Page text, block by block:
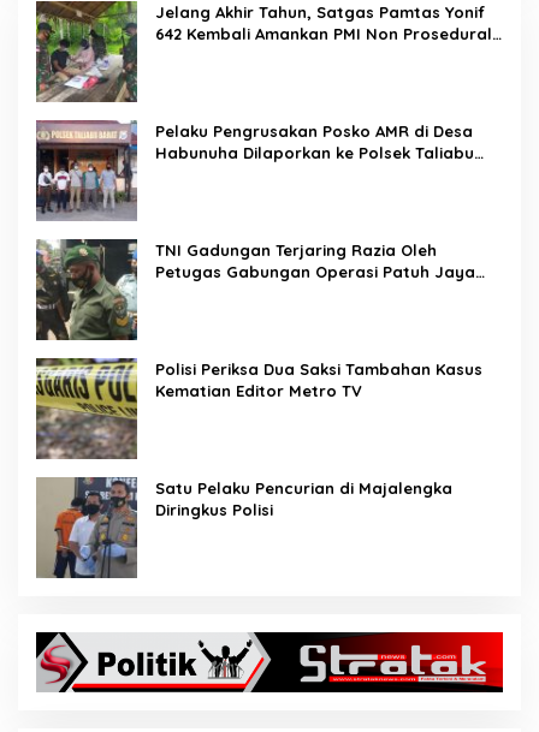
Jelang Akhir Tahun, Satgas Pamtas Yonif
642 Kembali Amankan PMI Non Prosedural
Pelaku Pengrusakan Posko AMR di Desa
Habunuha Dilaporkan ke Polsek Taliabu
TNI Gadungan Terjaring Razia Oleh
Petugas Gabungan Operasi Patuh Jaya
Polisi Periksa Dua Saksi Tambahan Kasus
Kematian Editor Metro TV
Satu Pelaku Pencurian di Majalengka
Diringkus Polisi